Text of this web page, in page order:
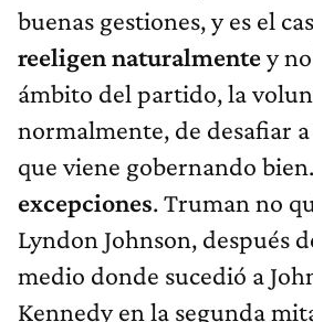
buenas gestiones, y es el
reeligen naturalmentey
ámbito del partido, la
normalmente, de desafiar
que viene gobernando bien.
excepciones. Truman no
Lyndon Johnson, después
medio donde sucedió a
Kennedy en la segunda